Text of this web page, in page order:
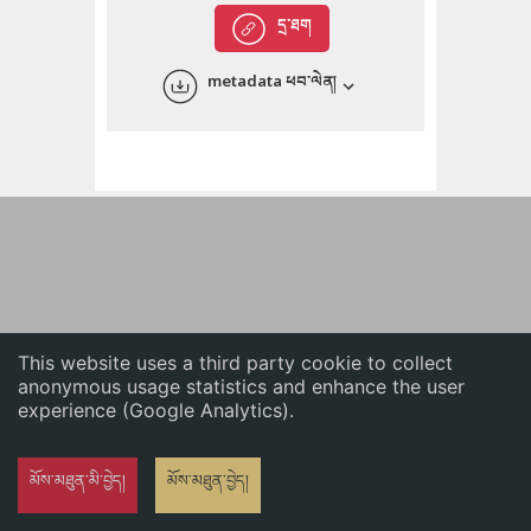
This website uses a third party cookie to collect
anonymous usage statistics and enhance the user
experience (Google Analytics).
མོས་མཐུན་མི་བྱེད། མོས་མཐུན་བྱེད།
English
དྲ་ཐག
metadata ཕབ་ལེན།